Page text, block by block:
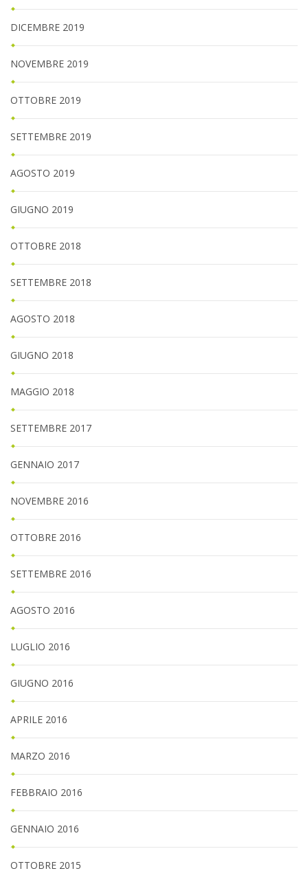
DICEMBRE 2019
NOVEMBRE 2019
OTTOBRE 2019
SETTEMBRE 2019
AGOSTO 2019
GIUGNO 2019
OTTOBRE 2018
SETTEMBRE 2018
AGOSTO 2018
GIUGNO 2018
MAGGIO 2018
SETTEMBRE 2017
GENNAIO 2017
NOVEMBRE 2016
OTTOBRE 2016
SETTEMBRE 2016
AGOSTO 2016
LUGLIO 2016
GIUGNO 2016
APRILE 2016
MARZO 2016
FEBBRAIO 2016
GENNAIO 2016
OTTOBRE 2015